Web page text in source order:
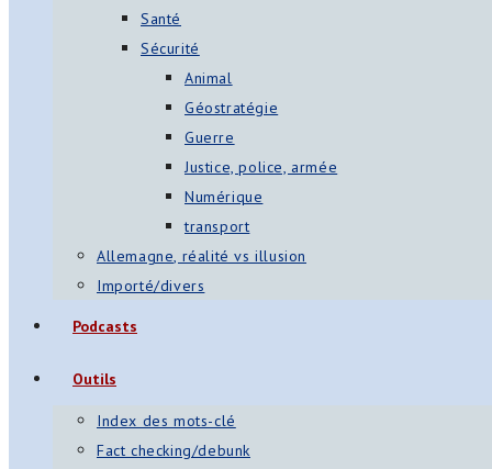
Santé
Sécurité
Animal
Géostratégie
Guerre
Justice, police, armée
Numérique
transport
Allemagne, réalité vs illusion
Importé/divers
Podcasts
Outils
Index des mots-clé
Fact checking/debunk